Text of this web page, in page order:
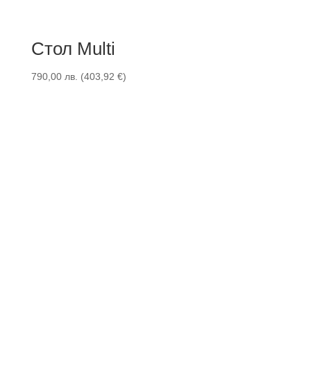
Стол Multi
790,00 лв. (403,92 €)